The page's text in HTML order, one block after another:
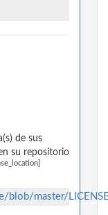
de sus
su repositorio
master/